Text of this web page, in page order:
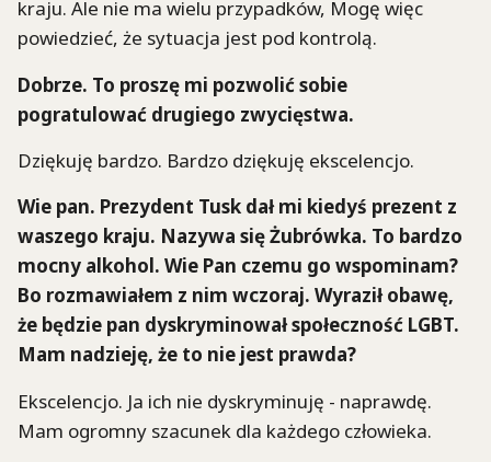
kraju. Ale nie ma wielu przypadków, Mogę więc
powiedzieć, że sytuacja jest pod kontrolą.
Dobrze. To proszę mi pozwolić sobie
pogratulować drugiego zwycięstwa.
Dziękuję bardzo. Bardzo dziękuję ekscelencjo.
Wie pan. Prezydent Tusk dał mi kiedyś prezent z
waszego kraju. Nazywa się Żubrówka. To bardzo
mocny alkohol. Wie Pan czemu go wspominam?
Bo rozmawiałem z nim wczoraj. Wyraził obawę,
że będzie pan dyskryminował społeczność LGBT.
Mam nadzieję, że to nie jest prawda?
Ekscelencjo. Ja ich nie dyskryminuję - naprawdę.
Mam ogromny szacunek dla każdego człowieka.